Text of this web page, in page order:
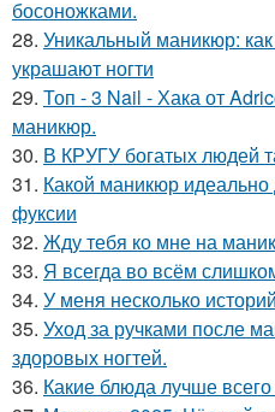
босоножками.
28. Уникальный маникюр:
украшают ногти
29. Топ - 3 Nail - Хака от
маникюр.
30. В КРУГУ богатых людей
31. Какой маникюр идеально
фуксии
32. Жду тебя ко мне на
33. Я всегда во всём
34. У меня несколько
35. Уход за ручками после
здоровых ногтей.
36. Какие блюда лучше